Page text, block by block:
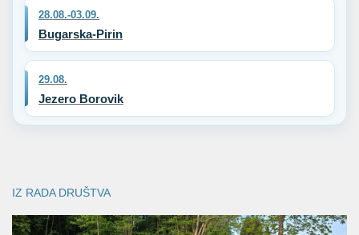
28.08.-03.09.
Bugarska-Pirin
29.08.
Jezero Borovik
IZ RADA DRUŠTVA